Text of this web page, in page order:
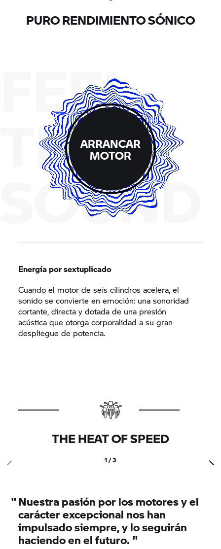
PURO RENDIMIENTO SÓNICO
FEEL
THE
SOUND
ARRANCAR
MOTOR
Energía por sextuplicado
Cuando el motor de seis cilindros acelera, el
sonido se convierte en emoción: una sonoridad
cortante, directa y dotada de una presión
acústica que otorga corporalidad a su gran
despliegue de potencia.
THE HEAT OF SPEED
1 / 3
"Nuestra pasión por los motores y el
carácter excepcional nos han
impulsado siempre, y lo seguirán
haciendo en el futuro. "